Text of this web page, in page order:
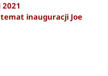
inauguracji Joe